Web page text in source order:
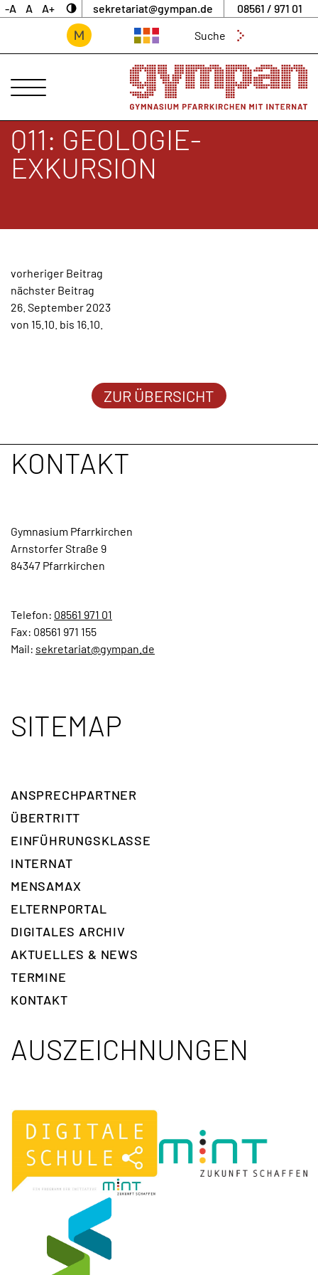
-A A A+ sekretariat@gympan.de
08561 / 971 01
nach:
ANSPRECHPARTNER
SCHULE
INTERNAT
UNTERNEHMERGYMNASIUM
AKTUELLES
&
NEWS
Q11: GEOLOGIE-
EXKURSION
BEITRAGSNAVIGATION
vorheriger Beitrag
nächster Beitrag
26. September 2023
von 15.10. bis 16.10.
ZUR ÜBERSICHT
KONTAKT
Gymnasium Pfarrkirchen
Arnstorfer Straße 9
84347 Pfarrkirchen
Telefon: 08561 971 01
Fax: 08561 971 155
Mail: sekretariat@gympan.de
SITEMAP
ANSPRECH­PARTNER
ÜBERTRITT
EINFÜHRUNGSKLASSE
INTERNAT
MENSAMAX
ELTERNPORTAL
DIGITALES ARCHIV
AKTUELLES & NEWS
TERMINE
KONTAKT
AUSZEICHNUNGEN